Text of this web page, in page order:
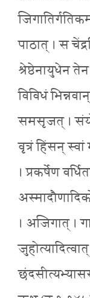
पाठात् । स
श्रेष्ठेनायुधेन
विविधं
समसृजत् ।
वृत्रं हिंसन् स्वां
। प्रकर्षेण
। अजिगात् ।
जुहोत्यादित्वात्